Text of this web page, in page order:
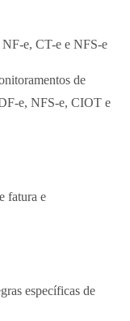
e, CT-e e NFS-e
de
e, NFS-e, CIOT e
fatura e
específicas de